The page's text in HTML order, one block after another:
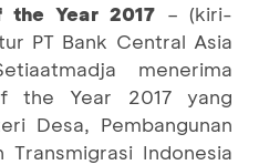
the Year 2017 – (kiri-
PT Bank Central Asia
menerima
the Year 2017 yang
Desa, Pembangunan
Transmigrasi Indonesia